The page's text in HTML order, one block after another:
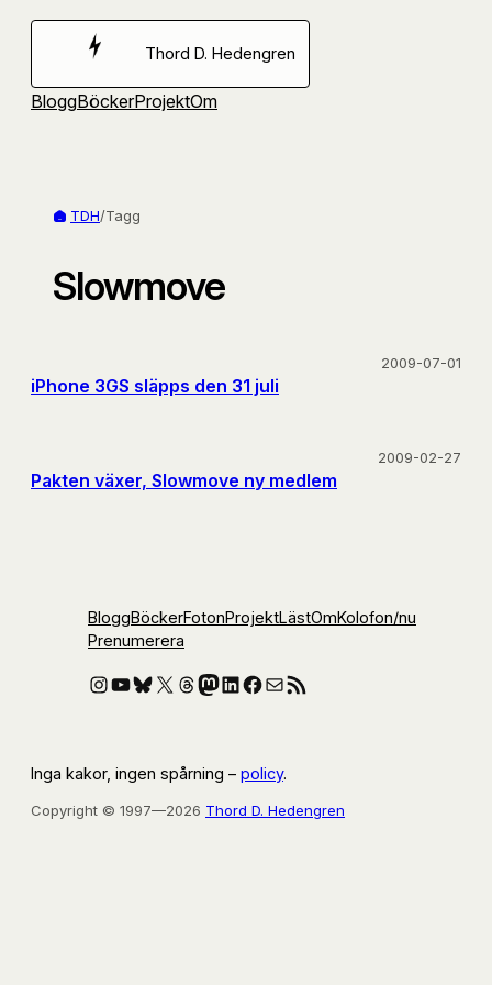
Hoppa
Thord D. Hedengren
BloggBöckerProjektOm
TDH/Tagg
Slowmove
iPhone 3GS släpps den 31 juli
2009-07-01
Pakten växer, Slowmove ny medlem
2009-02-27
BloggBöckerFotonProjektLästOmKolofon/nu
Prenumerera
Instagram
YouTube
Bluesky
X Threads
Mastodon
LinkedIn
Facebook
E-postRSS-flöde
Inga kakor, ingen spårning – policy.
Copyright © 1997—2026 Thord D. Hedengren